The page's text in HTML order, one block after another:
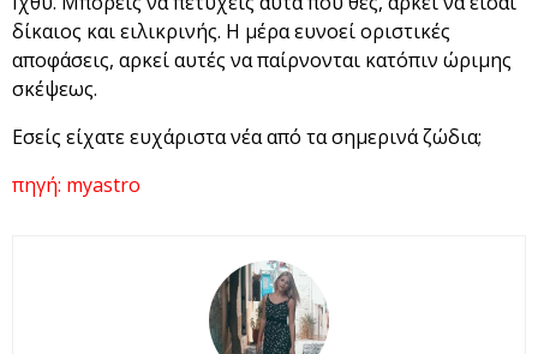
δίκαιος και ειλικρινής. Η μέρα ευνοεί οριστικές
αποφάσεις, αρκεί αυτές να παίρνονται κατόπιν ώριμης
σκέψεως.
Εσείς είχατε ευχάριστα νέα από τα σημερινά ζώδια;
πηγή: myastro